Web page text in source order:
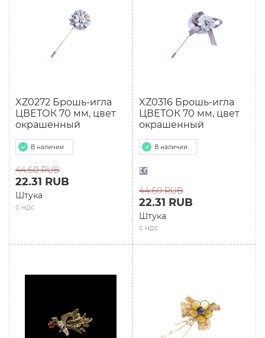
XZ0272 Брошь-игла
ЦВЕТОК 70 мм, цвет
окрашенный
В наличии
44.60 RUB
с ндс
22.31 RUB
Штука
XZ0316 Брошь-игла
ЦВЕТОК 70 мм, цвет
окрашенный
В наличии
44.60 RUB
с ндс
22.31 RUB
Штука